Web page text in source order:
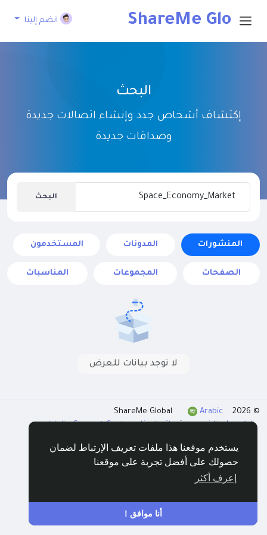
يستخدم موقعنا هذا ملفات تعريف الإرتباط لضمان
حصولك على أفضل تجربة على موقعنا
إعرف أكثر
أنا موافق !
ShareMe Glo انضم إلينا
البحث
إكتشاف أشخاص جدد وإنشاء اتصالات جديدة
وصداقات جديدة
البحث
المنشورات المدونات المستخدمون
الصفحات المجموعات المناسبات
لا توجد بيانات للعرض
© 2026 ShareMe Global
Arabic
الشروط